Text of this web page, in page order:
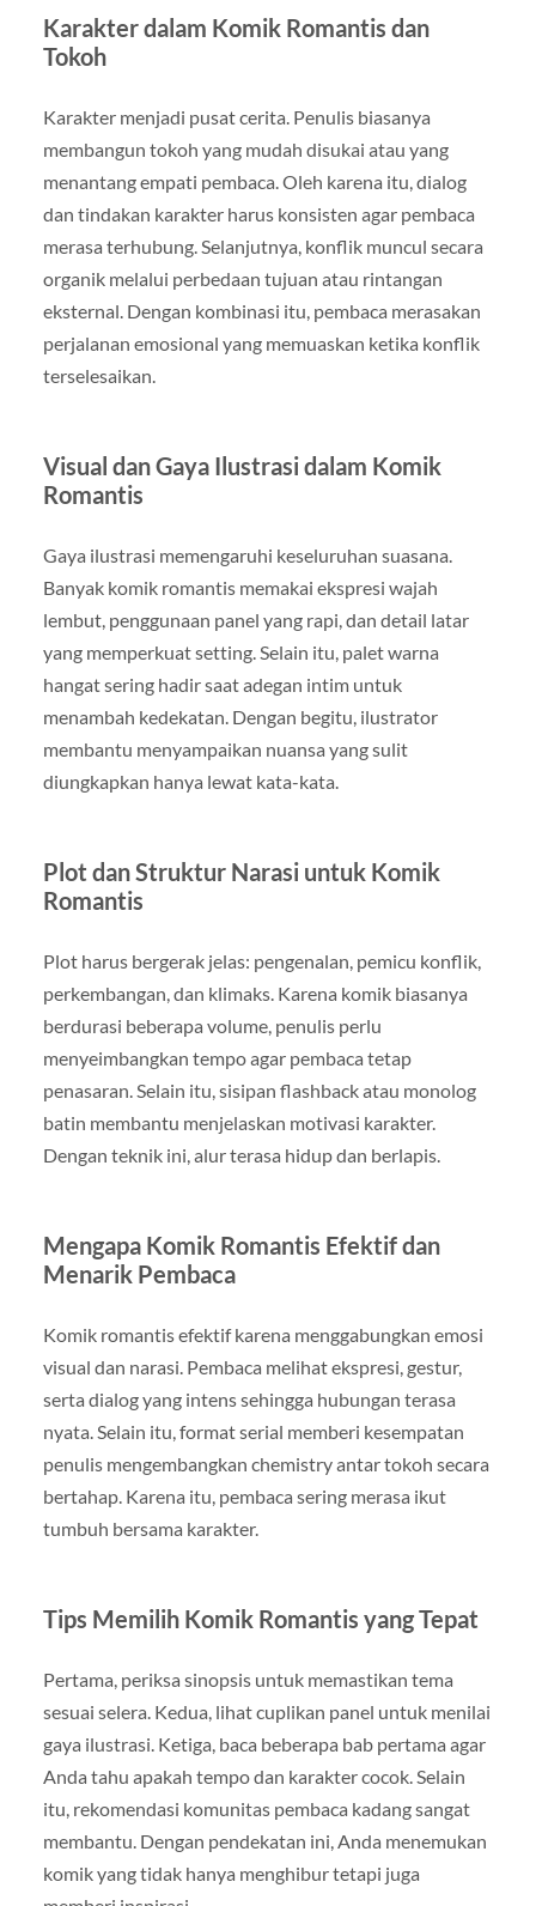
Karakter dalam Komik Romantis dan
Tokoh
Karakter menjadi pusat cerita. Penulis biasanya
membangun tokoh yang mudah disukai atau yang
menantang empati pembaca. Oleh karena itu, dialog
dan tindakan karakter harus konsisten agar pembaca
merasa terhubung. Selanjutnya, konflik muncul secara
organik melalui perbedaan tujuan atau rintangan
eksternal. Dengan kombinasi itu, pembaca merasakan
perjalanan emosional yang memuaskan ketika konflik
terselesaikan.
Visual dan Gaya Ilustrasi dalam Komik
Romantis
Gaya ilustrasi memengaruhi keseluruhan suasana.
Banyak komik romantis memakai ekspresi wajah
lembut, penggunaan panel yang rapi, dan detail latar
yang memperkuat setting. Selain itu, palet warna
hangat sering hadir saat adegan intim untuk
menambah kedekatan. Dengan begitu, ilustrator
membantu menyampaikan nuansa yang sulit
diungkapkan hanya lewat kata-kata.
Plot dan Struktur Narasi untuk Komik
Romantis
Plot harus bergerak jelas: pengenalan, pemicu konflik,
perkembangan, dan klimaks. Karena komik biasanya
berdurasi beberapa volume, penulis perlu
menyeimbangkan tempo agar pembaca tetap
penasaran. Selain itu, sisipan flashback atau monolog
batin membantu menjelaskan motivasi karakter.
Dengan teknik ini, alur terasa hidup dan berlapis.
Mengapa Komik Romantis Efektif dan
Menarik Pembaca
Komik romantis efektif karena menggabungkan emosi
visual dan narasi. Pembaca melihat ekspresi, gestur,
serta dialog yang intens sehingga hubungan terasa
nyata. Selain itu, format serial memberi kesempatan
penulis mengembangkan chemistry antar tokoh secara
bertahap. Karena itu, pembaca sering merasa ikut
tumbuh bersama karakter.
Tips Memilih Komik Romantis yang Tepat
Pertama, periksa sinopsis untuk memastikan tema
sesuai selera. Kedua, lihat cuplikan panel untuk menilai
gaya ilustrasi. Ketiga, baca beberapa bab pertama agar
Anda tahu apakah tempo dan karakter cocok. Selain
itu, rekomendasi komunitas pembaca kadang sangat
membantu. Dengan pendekatan ini, Anda menemukan
komik yang tidak hanya menghibur tetapi juga